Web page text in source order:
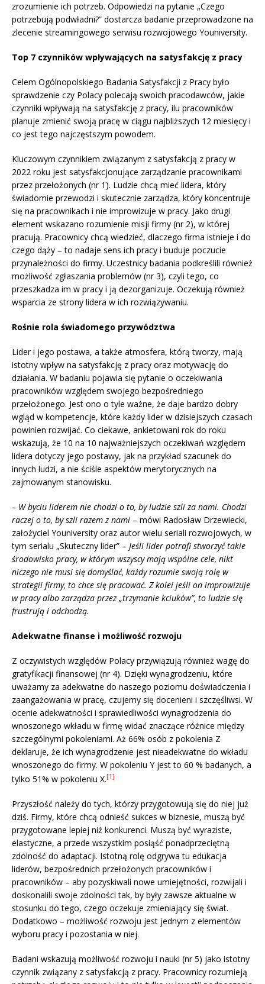
zrozumienie ich potrzeb. Odpowiedzi na pytanie „Czego
potrzebują podwładni?” dostarcza badanie przeprowadzone na
zlecenie streamingowego serwisu rozwojowego Youniversity.
Top 7 czynników wpływających na satysfakcję z pracy
Celem Ogólnopolskiego Badania Satysfakcji z Pracy było
sprawdzenie czy Polacy polecają swoich pracodawców, jakie
czynniki wpływają na satysfakcję z pracy, ilu pracowników
planuje zmienić swoją pracę w ciągu najbliższych 12 miesięcy i
co jest tego najczęstszym powodem.
Kluczowym czynnikiem związanym z satysfakcją z pracy w
2022 roku jest satysfakcjonujące zarządzanie pracownikami
przez przełożonych (nr 1). Ludzie chcą mieć lidera, który
świadomie przewodzi i skutecznie zarządza, który koncentruje
się na pracownikach i nie improwizuje w pracy. Jako drugi
element wskazano rozumienie misji firmy (nr 2), w której
pracują. Pracownicy chcą wiedzieć, dlaczego firma istnieje i do
czego dąży – to nadaje sens ich pracy i buduje poczucie
przynależności do firmy. Uczestnicy badania podkreślili również
możliwość zgłaszania problemów (nr 3), czyli tego, co
przeszkadza im w pracy i ją dezorganizuje. Oczekują również
wsparcia ze strony lidera w ich rozwiązywaniu.
Rośnie rola świadomego przywództwa
Lider i jego postawa, a także atmosfera, którą tworzy, mają
istotny wpływ na satysfakcję z pracy oraz motywację do
działania. W badaniu pojawia się pytanie o oczekiwania
pracowników względem swojego bezpośredniego
przełożonego. Jest ono o tyle ważne, że daje bardzo dobry
wgląd w kompetencje, które każdy lider w dzisiejszych czasach
powinien rozwijać. Co ciekawe, ankietowani rok do roku
wskazują, że 10 na 10 najważniejszych oczekiwań względem
lidera dotyczy jego postawy, jak na przykład szacunek do
innych ludzi, a nie ściśle aspektów merytorycznych na
zajmowanym stanowisku.
– W byciu liderem nie chodzi o to, by ludzie szli za nami. Chodzi
raczej o to, by szli razem z nami – mówi Radosław Drzewiecki,
założyciel Youniversity oraz autor wielu seriali rozwojowych, w
tym serialu „Skuteczny lider” – Jeśli lider potrafi stworzyć takie
środowisko pracy, w którym wszyscy mają wspólne cele, nikt
niczego nie musi się domyślać, każdy rozumie swoją rolę w
strategii firmy, to chce się pracować. Z kolei jeśli on improwizuje
w pracy albo zarządza przez „trzymanie kciuków”, to ludzie się
frustrują i odchodzą.
Adekwatne finanse i możliwość rozwoju
Z oczywistych względów Polacy przywiązują również wagę do
gratyfikacji finansowej (nr 4). Dzięki wynagrodzeniu, które
uważamy za adekwatne do naszego poziomu doświadczenia i
zaangażowania w pracę, czujemy się docenieni i szczęśliwsi. W
ocenie adekwatności i sprawiedliwości wynagrodzenia do
wnoszonego wkładu w firmę widać znaczące różnice między
szczególnymi pokoleniami. Aż 66% osób z pokolenia Z
deklaruje, że ich wynagrodzenie jest nieadekwatne do wkładu
wnoszonego do firmy. W pokoleniu Y jest to 60 % badanych, a
tylko 51% w pokoleniu X.[1]
Przyszłość należy do tych, którzy przygotowują się do niej już
dziś. Firmy, które chcą odnieść sukces w biznesie, muszą być
przygotowane lepiej niż konkurenci. Muszą być wyraziste,
elastyczne, a przede wszystkim posiąść ponadprzeciętną
zdolność do adaptacji. Istotną rolę odgrywa tu edukacja
liderów, bezpośrednich przełożonych pracowników i
pracowników – aby pozyskiwali nowe umiejętności, rozwijali i
doskonalili swoje zdolności tak, by były zawsze aktualne w
stosunku do tego, czego oczekuje zmieniający się świat.
Dodatkowo – możliwość rozwoju jest jednym z elementów
wyboru pracy i pozostania w niej.
Badani wskazują możliwość rozwoju i nauki (nr 5) jako istotny
czynnik związany z satysfakcją z pracy. Pracownicy rozumieją